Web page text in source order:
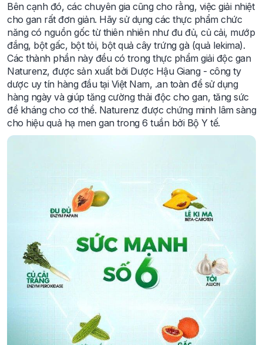
Bên cạnh đó, các chuyên gia cũng cho rằng, việc giải nhiệt
cho gan rất đơn giản. Hãy sử dụng các thực phẩm chức
năng có nguồn gốc từ thiên nhiên như đu đủ, củ cải, mướp
đắng, bột gấc, bột tỏi, bột quả cây trứng gà (quả lekima).
Các thành phần này đều có trong thực phẩm giải độc gan
Naturenz, được sản xuất bởi Dược Hậu Giang - công ty
dược uy tín hàng đầu tại Việt Nam, .an toàn để sử dụng
hàng ngày và giúp tăng cường thải độc cho gan, tăng sức
đề kháng cho cơ thể. Naturenz được chứng minh lâm sàng
cho hiệu quả hạ men gan trong 6 tuần bởi Bộ Y tế.